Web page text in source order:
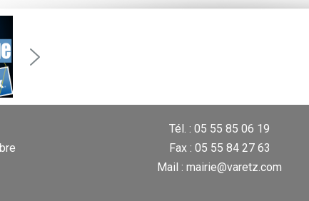
Tél. : 05 55 85 06 19
Fax : 05 55 84 27 63
Mail : mairie@varetz.com